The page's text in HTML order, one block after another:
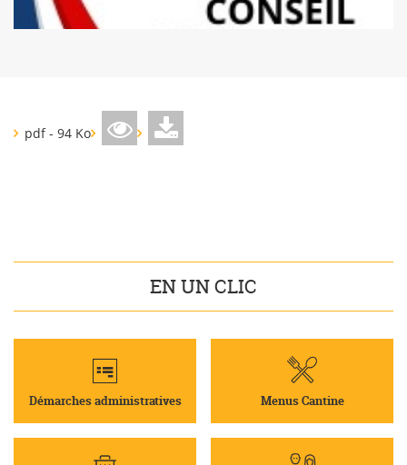
pdf - 94 Ko
EN UN CLIC
Démarches administratives Menus Cantine